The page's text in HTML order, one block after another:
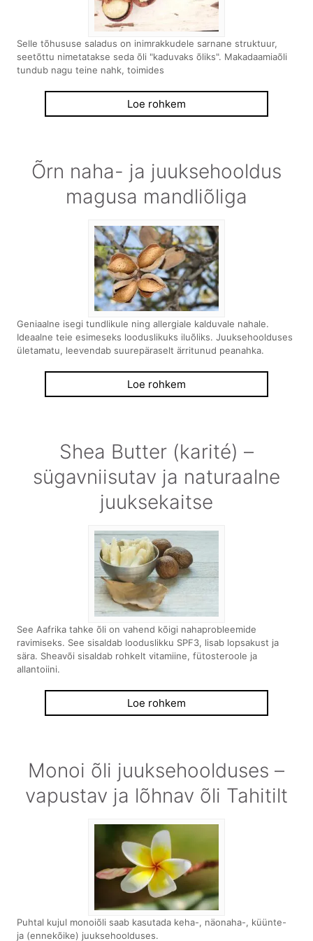
Selle tõhususe saladus on inimrakkudele sarnane struktuur,
seetõttu nimetatakse seda õli "kaduvaks õliks". Makadaamiaõli
tundub nagu teine nahk, toimides
Loe rohkem
Õrn naha- ja juuksehooldus
magusa mandliõliga
Geniaalne isegi tundlikule ning allergiale kalduvale nahale.
Ideaalne teie esimeseks looduslikuks iluõliks. Juuksehoolduses
ületamatu, leevendab suurepäraselt ärritunud peanahka.
Loe rohkem
Shea Butter (karité) –
sügavniisutav ja naturaalne
juuksekaitse
See Aafrika tahke õli on vahend kõigi nahaprobleemide
ravimiseks. See sisaldab looduslikku SPF3, lisab lopsakust ja
sära. Sheavõi sisaldab rohkelt vitamiine, fütosteroole ja
allantoiini.
Loe rohkem
Monoi õli juuksehoolduses –
vapustav ja lõhnav õli Tahitilt
Puhtal kujul monoiõli saab kasutada keha-, näonaha-, küünte-
ja (ennekõike) juuksehoolduses.